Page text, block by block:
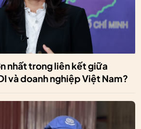
nhất trong liên kết giữa
và doanh nghiệp Việt Nam?